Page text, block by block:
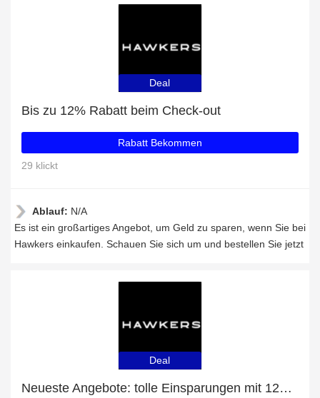
Deal
Bis zu 12% Rabatt beim Check-out
Rabatt Bekommen
29 klickt
Ablauf: N/A
Es ist ein großartiges Angebot, um Geld zu sparen, wenn Sie bei
Hawkers einkaufen. Schauen Sie sich um und bestellen Sie jetzt
Deal
Neueste Angebote: tolle Einsparungen mit 12% Rabatt